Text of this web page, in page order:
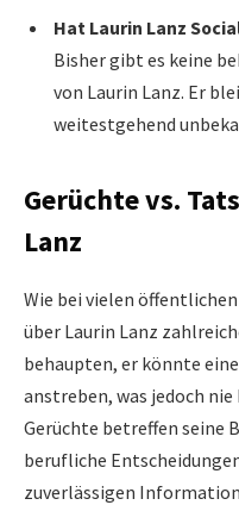
Hat Laurin Lanz
Bisher gibt es keine
von Laurin Lanz. Er
weitestgehend
Gerüchte vs.
Lanz
Wie bei vielen
über Laurin Lanz
behaupten, er könnte
anstreben, was jedoch
Gerüchte betreffen seine
berufliche
zuverlässigen